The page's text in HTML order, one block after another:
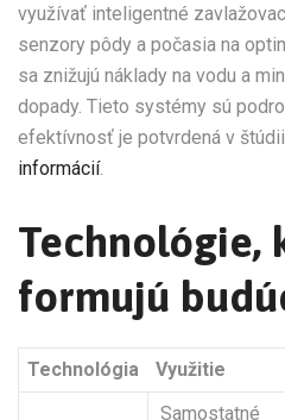
využívať inteligentné
senzory pôdy a počasia na
sa znižujú náklady na vodu a
dopady. Tieto systémy sú
efektívnosť je potvrdená v
informácií.
Technológie,
formujú
Technológia Využitie
Samostatné